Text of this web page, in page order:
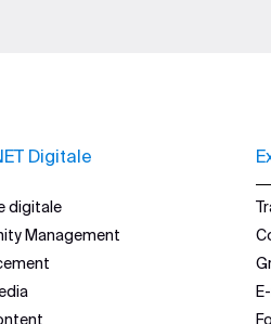
Digitale
digitale
Management